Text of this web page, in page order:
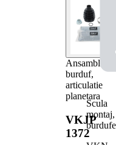
Ansamblu
burduf,
articulatie
planetara
VKJP
1372
Scula
montaj,
burdufe